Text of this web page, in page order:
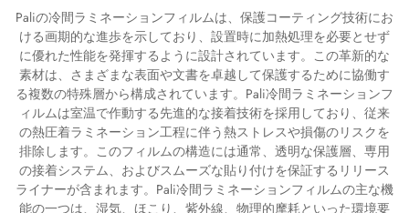
Paliの冷間ラミネーションフィルムは、保護コーティング技術にお
ける画期的な進歩を示しており、設置時に加熱処理を必要とせず
に優れた性能を発揮するように設計されています。この革新的な
素材は、さまざまな表面や文書を卓越して保護するために協働す
る複数の特殊層から構成されています。Pali冷間ラミネーションフ
ィルムは室温で作動する先進的な接着技術を採用しており、従来
の熱圧着ラミネーション工程に伴う熱ストレスや損傷のリスクを
排除します。このフィルムの構造には通常、透明な保護層、専用
の接着システム、およびスムーズな貼り付けを保証するリリース
ライナーが含まれます。Pali冷間ラミネーションフィルムの主な機
能の一つは、湿気、ほこり、紫外線、物理的摩耗といった環境要